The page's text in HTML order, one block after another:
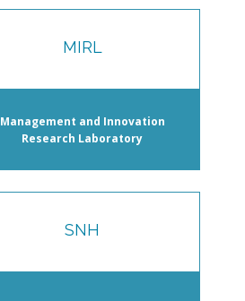
MIRL
Management and Innovation
Research Laboratory
SNH